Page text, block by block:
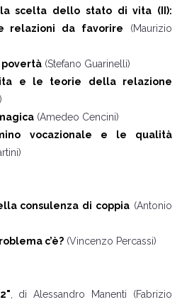
scelta dello stato di vita (II):
relazioni da favorire (Maurizio
povertà (Stefano Guarinelli)
e le teorie della relazione
(Amedeo Cencini)
vocazionale e le qualità
consulenza di coppia (Antonio
c’è? (Vincenzo Percassi)
, di Alessandro Manenti (Fabrizio